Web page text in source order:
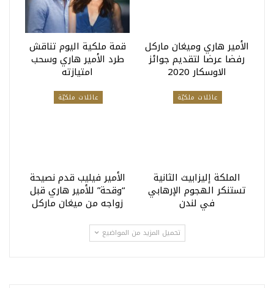
الأمير هاري وميغان ماركل
رفضا عرضا لتقديم جوائز
الاوسكار 2020
قمة ملكية اليوم تناقش
طرد الأمير هاري وسحب
امتيازته
عائلات ملكيّة
الملكة إليزابيث الثانية
تستنكر الهجوم الإرهابي
في لندن
عائلات ملكيّة
الأمير فيليب قدم نصيحة
“وقحة” للأمير هاري قبل
زواجه من ميغان ماركل
تحميل المزيد من المواضيع